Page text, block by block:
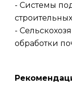
- Системы
-
обработки